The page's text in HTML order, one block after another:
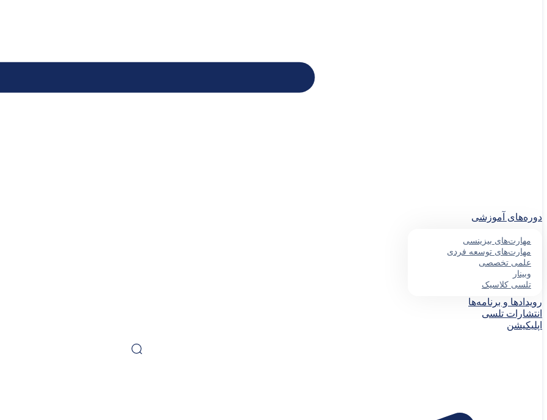
دوره‌های آموزشی
مهارت‌های بیزینسی
مهارت‌های توسعه فردی
علمی تخصصی
وبینار
تلسی کلاسیک
رویدادها و برنامه‌ها
انتشارات تلسی
اپلیکیشن